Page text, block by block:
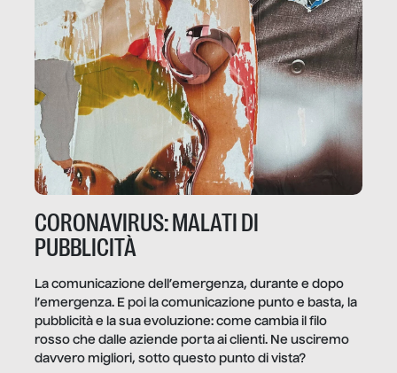
CORONAVIRUS: MALATI DI
PUBBLICITÀ
La comunicazione dell’emergenza, durante e dopo
l’emergenza. E poi la comunicazione punto e basta, la
pubblicità e la sua evoluzione: come cambia il filo
rosso che dalle aziende porta ai clienti. Ne usciremo
davvero migliori, sotto questo punto di vista?